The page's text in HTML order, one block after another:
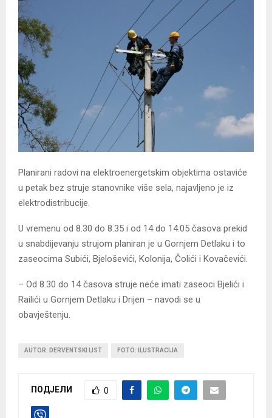
Planirani radovi na elektroenergetskim objektima ostaviće
u petak bez struje stanovnike više sela, najavljeno je iz
elektrodistribucije.
U vremenu od 8.30 do 8.35 i od 14 do 14.05 časova prekid
u snabdijevanju strujom planiran je u Gornjem Detlaku i to
zaseocima Subići, Bjeloševići, Kolonija, Čolići i Kovačevići.
– Od 8.30 do 14 časova struje neće imati zaseoci Bjelići i
Railići u Gornjem Detlaku i Drijen – navodi se u
obavještenju.
AUTOR: DERVENTSKI LIST FOTO: ILUSTRACIJA
ПОДЈЕЛИ 0